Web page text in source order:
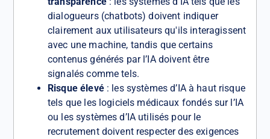
dialogueurs (chatbots) doivent indiquer
clairement aux utilisateurs qu'ils interagissent
avec une machine, tandis que certains
contenus générés par l’IA doivent être
signalés comme tels.
Risque élevé: les systèmes d’IA à haut risque
tels que les logiciels médicaux fondés sur l’IA
ou les systèmes d’IA utilisés pour le
recrutement doivent respecter des exigences